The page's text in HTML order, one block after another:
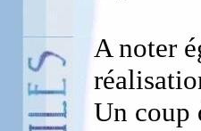
A noter
Un